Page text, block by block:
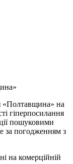
«Полтавщина» на
гіперпосилання
пошуковими
за погодженням з
на комерційній